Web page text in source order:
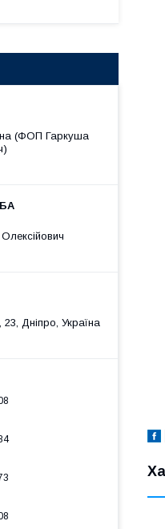
(ФОП Гаркуша
Дніпро, Україна